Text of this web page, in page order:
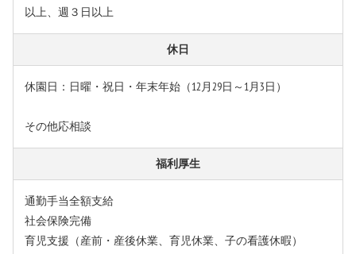
以上、週３日以上
休日
休園日：日曜・祝日・年末年始（12月29日～1月3日）
その他応相談
福利厚生
通勤手当全額支給
社会保険完備
育児支援（産前・産後休業、育児休業、子の看護休暇）